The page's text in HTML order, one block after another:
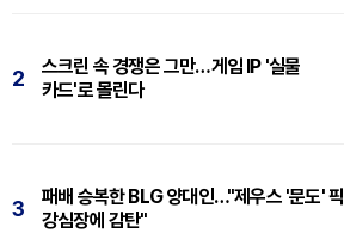
2
스크린 속 경쟁은 그만…게임 IP '실물
카드'로 몰린다
3
패배 승복한 BLG 양대인…"제우스 '문도'
강심장에 감탄"